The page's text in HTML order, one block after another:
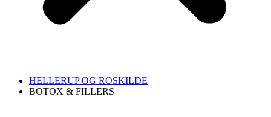
HELLERUP OG ROSKILDE
BOTOX & FILLERS